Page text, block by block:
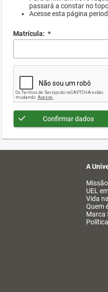
passará a constar no
Acesse esta página
Matrícula: *
Confirmar dados
A
UEL
Vida
Quem
Marca